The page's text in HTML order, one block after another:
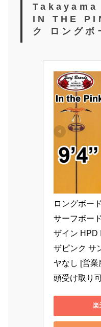
Takayama
IN THE
ク
ロングボ
ロングボー
サーフボー
ザイン HPD
ザピンク サ
ヤなし [営
頭受け取り
楽